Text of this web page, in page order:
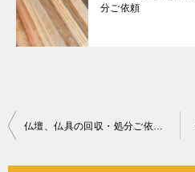
分ご依頼
投
仏壇、仏具の回収・処分ご依頼 お客様の声